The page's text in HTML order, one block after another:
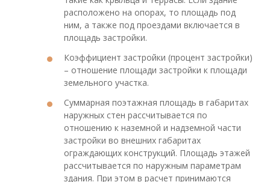
расположено на опорах, то площадь под
ним, а также под проездами включается в
площадь застройки.
Коэффициент застройки (процент застройки)
– отношение площади застройки к площади
земельного участка.
Суммарная поэтажная площадь в габаритах
наружных стен рассчитывается по
отношению к наземной и надземной части
застройки во внешних габаритах
ограждающих конструкций. Площадь этажей
рассчитывается по наружным параметрам
здания. При этом в расчет принимаются